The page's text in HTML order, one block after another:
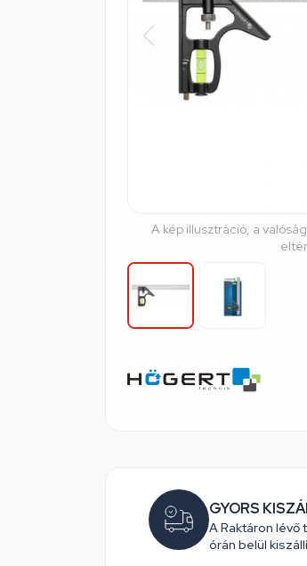
A kép illusztráció, a
GYORS
A Raktáron lévő
órán belül